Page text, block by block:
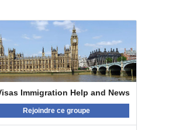
Immigration Help and News
Rejoindre ce groupe